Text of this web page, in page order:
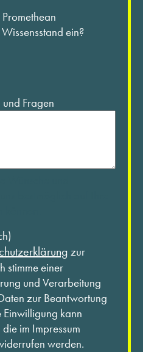
ein?
Fragen
zur
stimme einer
und Verarbeitung
zur Beantwortung
kann
im Impressum
werden.